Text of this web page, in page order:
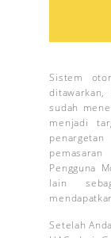
Sistem
sudah
menjadi
Pengguna
lain
Setelah